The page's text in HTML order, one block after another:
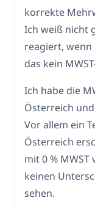
korrekte
Ich weiß nicht
reagiert,
das kein
Ich habe die
Österreich
Vor allem ein
Österreich
mit 0 %
keinen
sehen.